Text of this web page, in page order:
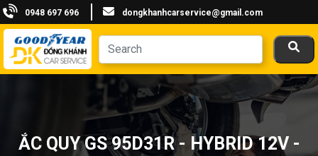
0948 697 696 dongkhanhcarservice@gmail.com
ẮC QUY GS 95D31R - HYBRID 12V -